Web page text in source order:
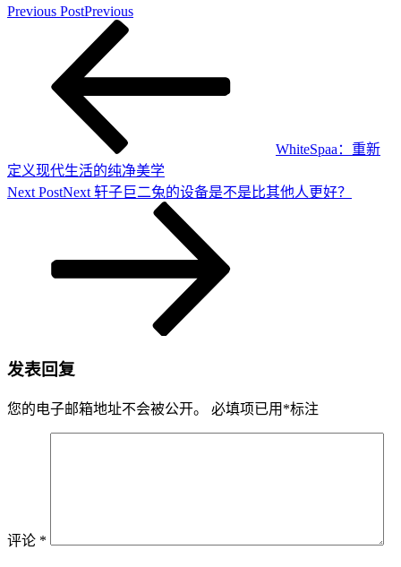
Previous PostPrevious
WhiteSpaa：重新
定义现代生活的纯净美学
Next PostNext 轩子巨二兔的设备是不是比其他人更好？
发表回复
您的电子邮箱地址不会被公开。 必填项已用 *标注
评论 *